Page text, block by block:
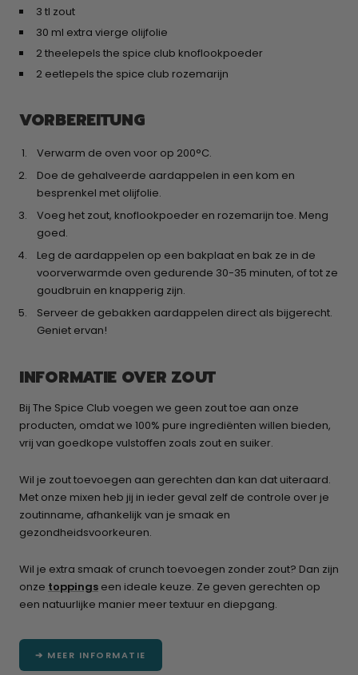
3 tl zout
30 ml extra vierge olijfolie
2 theelepels the spice club knoflookpoeder
2 eetlepels the spice club rozemarijn
VORBEREITUNG
Verwarm de oven voor op 200°C.
Doe de gehalveerde aardappelen in een kom en
besprenkel met olijfolie.
Voeg het zout, knoflookpoeder en rozemarijn toe. Meng
goed.
Leg de aardappelen op een bakplaat en bak ze in de
voorverwarmde oven gedurende 30-35 minuten, of tot ze
goudbruin en knapperig zijn.
Serveer de gebakken aardappelen direct als bijgerecht.
Geniet ervan!
INFORMATIE OVER ZOUT
Bij The Spice Club voegen we geen zout toe aan onze
producten, omdat we 100% pure ingrediënten willen bieden,
vrij van goedkope vulstoffen zoals zout en suiker.
Wil je zout toevoegen aan gerechten dan kan dat uiteraard.
Met onze mixen heb jij in ieder geval zelf de controle over je
zoutinname, afhankelijk van je smaak en
gezondheidsvoorkeuren.
Wil je extra smaak of crunch toevoegen zonder zout? Dan zijn
onze toppings een ideale keuze. Ze geven gerechten op
een natuurlijke manier meer textuur en diepgang.
➔ MEER INFORMATIE